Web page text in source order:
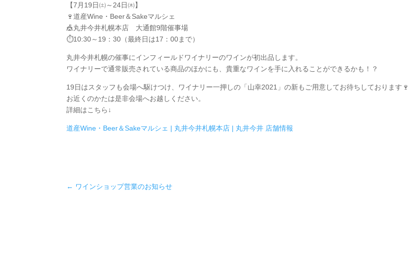
【7月19日㈯～24日㈭】
🍷道産Wine・Beer＆Sakeマルシェ
🎪丸井今井札幌本店 大通館9階催事場
⏱10:30～19：30（最終日は17：00まで）
丸井今井札幌の催事にインフィールドワイナリーのワインが初出品します。
ワイナリーで通常販売されている商品のほかにも、貴重なワインを手に入れることができるかも！？
19日はスタッフも会場へ駆けつけ、ワイナリー一押しの「山幸2021」の新もご用意してお待ちしております🍷
お近くのかたは是非会場へお越しください。
詳細はこちら↓
道産Wine・Beer＆Sakeマルシェ | 丸井今井札幌本店 | 丸井今井 店舗情報
← ワインショップ営業のお知らせ